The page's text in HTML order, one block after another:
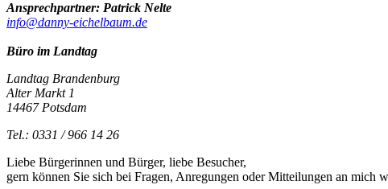
Ansprechpartner: Patrick Nelte
info@danny-eichelbaum.de
Büro im Landtag
Landtag Brandenburg
Alter Markt 1
14467 Potsdam
Tel.: 0331 / 966 14 26
Liebe Bürgerinnen und Bürger, liebe Besucher,
gern können Sie sich bei Fragen, Anregungen oder Mitteilungen an mich